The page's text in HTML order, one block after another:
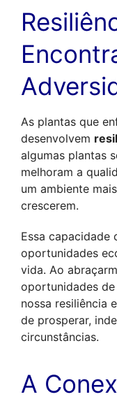
As plantas que
desenvolvem
algumas plantas
melhoram a
um ambiente
crescerem.
Essa capacidade
oportunidades
vida. Ao
oportunidades
nossa resiliência
de prosperar,
circunstâncias.
A